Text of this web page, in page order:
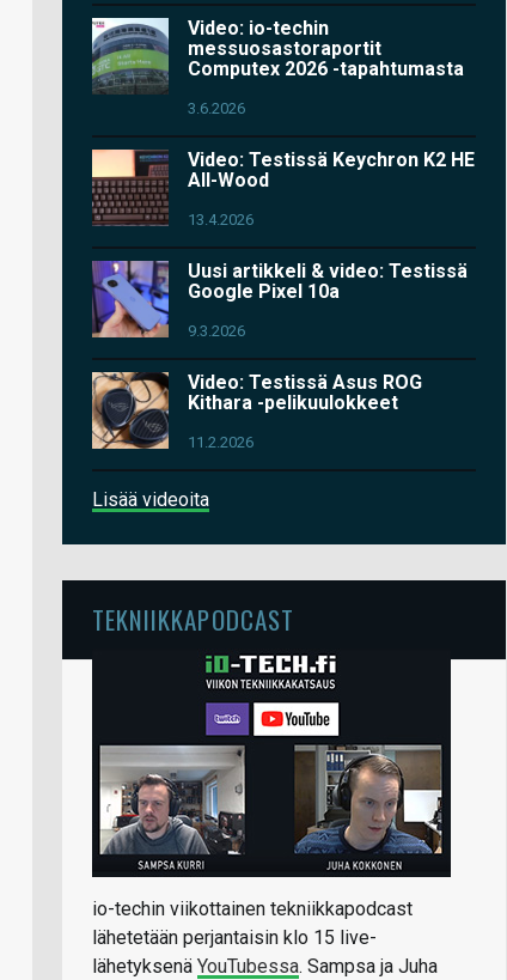
Video: io-techin
messuosastoraportit
Computex 2026 -tapahtumasta
3.6.2026
Video: Testissä Keychron K2 HE
All-Wood
13.4.2026
Uusi artikkeli & video: Testissä
Google Pixel 10a
9.3.2026
Video: Testissä Asus ROG
Kithara -pelikuulokkeet
11.2.2026
Lisää videoita
TEKNIIKKAPODCAST
io-techin viikottainen tekniikkapodcast
lähetetään perjantaisin klo 15 live-
lähetyksenä YouTubessa. Sampsa ja Juha